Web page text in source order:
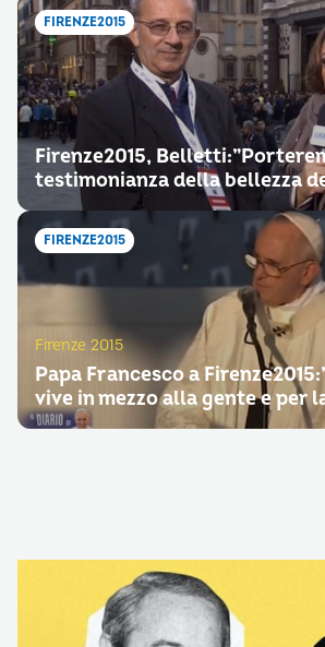
FIRENZE2015
Firenze2015,
testimonianza della bellezza
FIRENZE2015
Firenze 2015
Papa Francesco a
vive in mezzo alla gente e per